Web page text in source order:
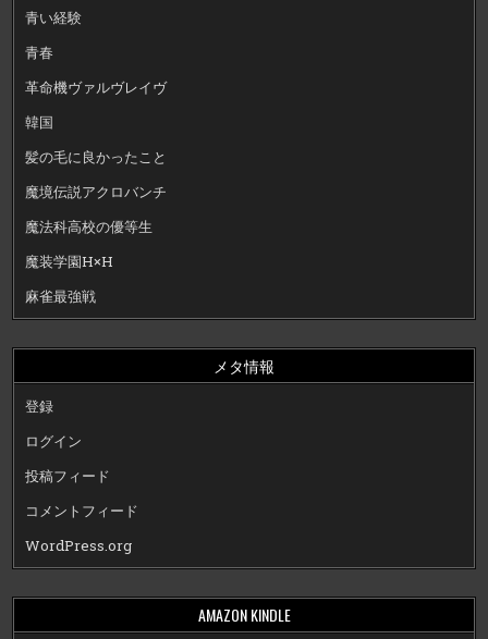
青い経験
青春
革命機ヴァルヴレイヴ
韓国
髪の毛に良かったこと
魔境伝説アクロバンチ
魔法科高校の優等生
魔装学園H×H
麻雀最強戦
メタ情報
登録
ログイン
投稿フィード
コメントフィード
WordPress.org
AMAZON KINDLE